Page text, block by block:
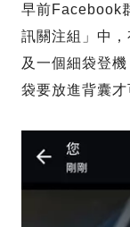
早前Facebook
訊關注組」中
及一個細袋登
袋要放進背囊才